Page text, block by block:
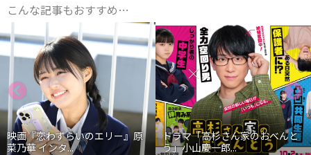
こんな記事もおすすめ…
映画『恋わずらいのエリー』原
菜乃華 インタ...
ドラマ「高杉さん家のおべんと
う」小山慶一郎...